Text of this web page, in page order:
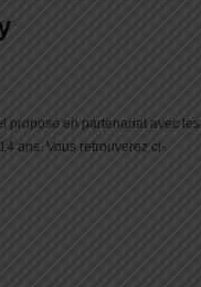
propose en partenariat avec les
ans. Vous retrouverez ci-